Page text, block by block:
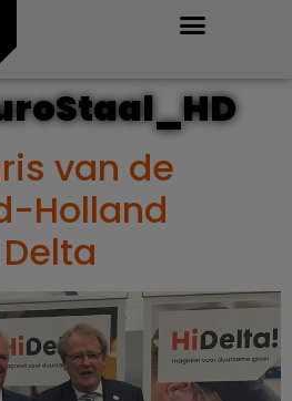
van de
Holland